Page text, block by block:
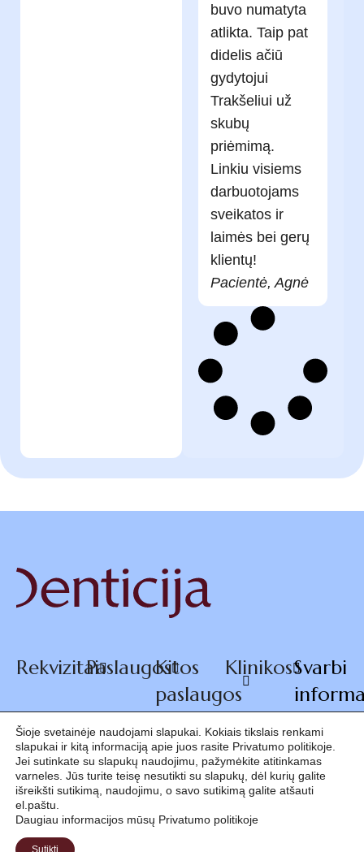
buvo numatyta
atlikta. Taip pat
didelis ačiū
gydytojui
Trakšeliui už
skubų
priėmimą.
Linkiu visiems
darbuotojams
sveikatos ir
laimės bei gerų
klientų!
Pacientė, Agnė
RekvizitaiPaslaugosKitos
paslaugos
KlinikosSvarbi
© 2026
Denticija
+370 660
07770
Šioje svetainėje naudojami slapukai. Kokiais tikslais renkami
slapukai ir kitą informaciją apie juos rasite Privatumo politikoje.
Jei sutinkate su slapukų naudojimu, pažymėkite atitinkamas
varneles. Jūs turite teisę nesutikti su slapukų, dėl kurių galite
išreikšti sutikimą, naudojimu, o savo sutikimą galite atšauti
el.paštu.
Daugiau informacijos mūsų Privatumo politikoje
Sutikti